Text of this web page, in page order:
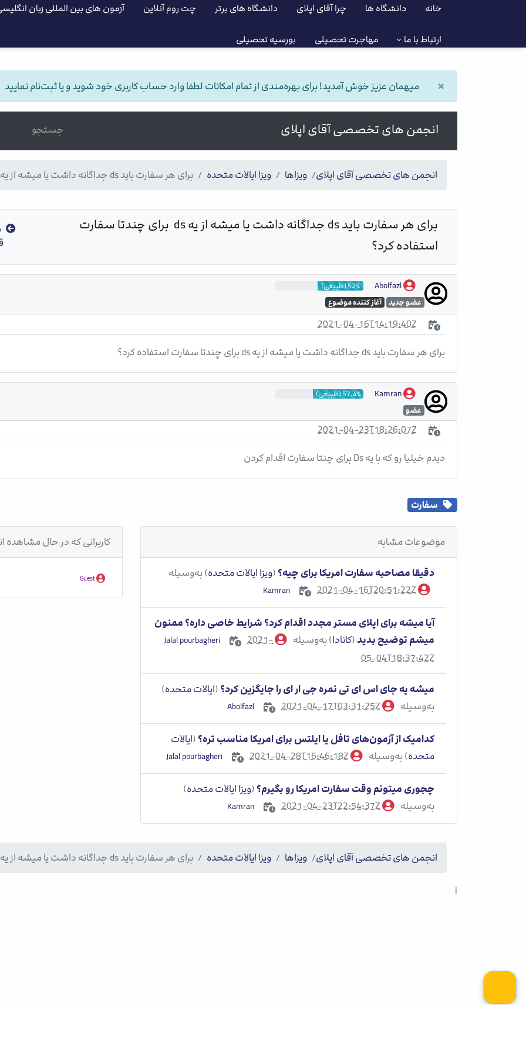
خانه دانشگاه ها چرا آقای اپلای دانشگاه های برتر چت روم آنلاین آزمون های بین المللی زبان
ارتباط با ما مهاجرت تحصیلی بورسیه تحصیلی
میهمان عزیز خوش آمدید! برای بهره‌مندی از تمام امکانات لطفا وارد حساب کاربری خود شوید و یا ثبت‌نام نمایید ×
انجمن های تخصصی آقای اپلای جستجو
انجمن های تخصصی آقای اپلای ویزاها ویزا ایالات متحده برای هر سفارت باید ds جداگانه داشت یا میشه از یه ds برای چندتا سفارت استفاده کرد؟
استفاده کرد؟
Abolfazl
52% (طبیعی)
عضو جدید
آغاز کننده موضوع
2021-04-16T14:19:40Z
برای هر سفارت باید ds جداگانه داشت یا میشه از یه ds برای چندتا سفارت استفاده کرد؟
Kamran
57.4% (طبیعی)
عضو
2021-04-23T18:26:07Z
دیدم خیلیا رو که با یه Ds برای چنتا سفارت اقدام کردن
سفارت
موضوعات مشابه
دقیقا مصاحبه سفارت امریکا برای چیه؟ (ویزا ایالات متحده) به‌وسیله
2021-04-16T20:51:22Z
آیا میشه برای اپلای مستر مجدد اقدام کرد؟ شرایط خاصی داره؟ ممنون
میشم توضیح بدید(کانادا) به‌وسیله
2021-
05-04T18:37:42Z
میشه یه جای اس ای تی نمره جی ار ای را جایگزین کرد؟ (ایالات متحده)
به‌وسیله
2021-04-17T03:31:25Z
کدامیک از آزمون‌های تافل یا ایلتس برای امریکا مناسب تره؟ (ایالات
متحده) به‌وسیله 2021-04-28T16:46:18Z
چجوری میتونم وقت سفارت امریکا رو بگیرم؟ (ویزا ایالات متحده)
به‌وسیله
2021-04-23T22:54:37Z
کاربرانی که در حال
انجمن های تخصصی آقای اپلای ویزاها ویزا ایالات متحده برای هر سفارت باید ds جداگانه داشت یا میشه از یه ds برای چندتا سفارت استفاده کرد؟
|